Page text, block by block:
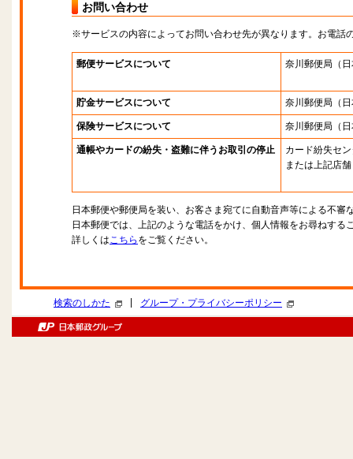
お問い合わせ
※サービスの内容によってお問い合わせ先が異なります。お電話
郵便サービスについて 奈川郵便局 （
貯金サービスについて 奈川郵便局 （
保険サービスについて 奈川郵便局 （
通帳やカードの紛失・盗難に伴うお取引の停止
カード紛失セ
または上記店舗
日本郵便や郵便局を装い、お客さま宛てに自動音声等による不審
日本郵便では、上記のような電話をかけ、個人情報をお尋ねする
詳しくはこちら をご覧ください。
検索のしかた グループ・プライバシーポリシー